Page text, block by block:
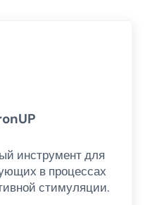
инструмент для
в процессах
стимуляции.